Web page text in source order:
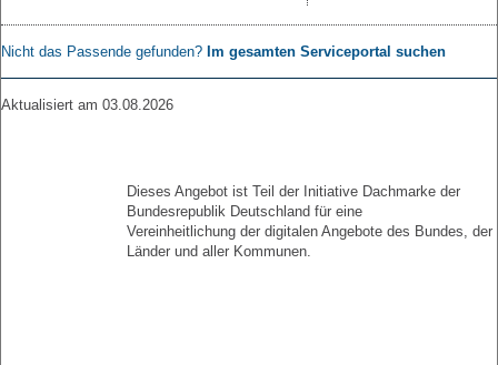
Nicht das Passende gefunden? Im gesamten Serviceportal suchen
Aktualisiert am 03.08.2026
Dieses Angebot ist Teil der Initiative Dachmarke der
Bundesrepublik Deutschland für eine
Vereinheitlichung der digitalen Angebote des Bundes, der
Länder und aller Kommunen.